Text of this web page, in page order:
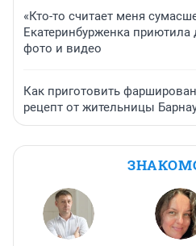
«Кто-то считает меня
Екатеринбурженка
фото и видео
Как приготовить
рецепт от жительницы